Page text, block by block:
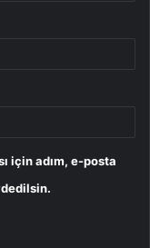
için adım, e-posta